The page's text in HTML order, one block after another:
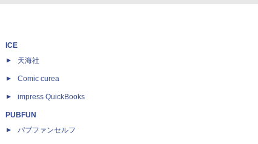
ICE
天海社
Comic curea
impress QuickBooks
PUBFUN
パブファンセルフ